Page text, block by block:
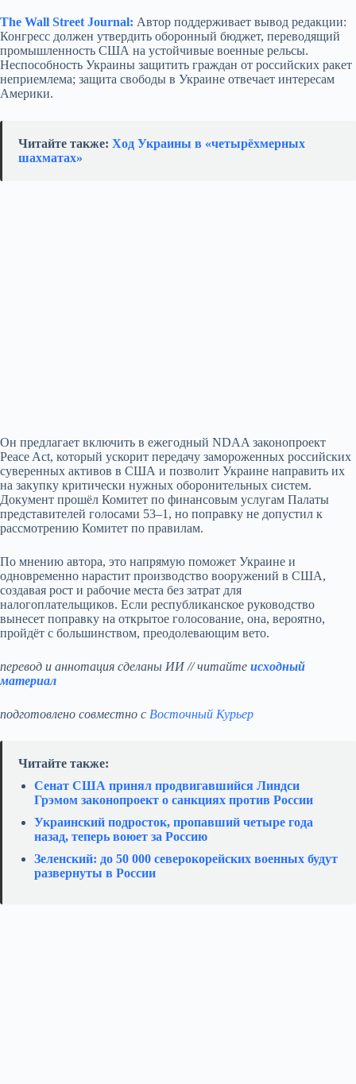
The Wall Street Journal: Автор поддерживает вывод редакции:
Конгресс должен утвердить оборонный бюджет, переводящий
промышленность США на устойчивые военные рельсы.
Неспособность Украины защитить граждан от российских ракет
неприемлема; защита свободы в Украине отвечает интересам
Америки.
Читайте также: Ход Украины в «четырёхмерных
шахматах»
Он предлагает включить в ежегодный NDAA законопроект
Peace Act, который ускорит передачу замороженных российских
суверенных активов в США и позволит Украине направить их
на закупку критически нужных оборонительных систем.
Документ прошёл Комитет по финансовым услугам Палаты
представителей голосами 53–1, но поправку не допустил к
рассмотрению Комитет по правилам.
По мнению автора, это напрямую поможет Украине и
одновременно нарастит производство вооружений в США,
создавая рост и рабочие места без затрат для
налогоплательщиков. Если республиканское руководство
вынесет поправку на открытое голосование, она, вероятно,
пройдёт с большинством, преодолевающим вето.
перевод и аннотация сделаны ИИ // читайте исходный
материал
подготовлено совместно с Восточный Курьер
Читайте также:
Сенат США принял продвигавшийся Линдси
Грэмом законопроект о санкциях против России
Украинский подросток, пропавший четыре года
назад, теперь воюет за Россию
Зеленский: до 50 000 северокорейских военных будут
развернуты в России